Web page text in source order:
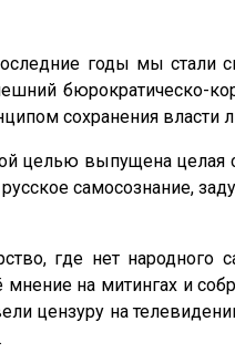
годы мы стали
бюрократическо-
сохранения власти
целью выпущена целая
самосознание,
где нет
на митингах и
цензуру на